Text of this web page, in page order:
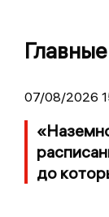
07/08/2026
до